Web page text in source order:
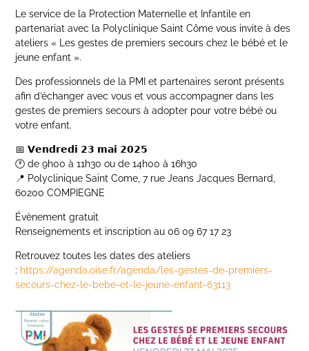
Le service de la Protection Maternelle et Infantile en
partenariat avec la Polyclinique Saint Côme vous invite à des
ateliers « Les gestes de premiers secours chez le bébé et le
jeune enfant ».
Des professionnels de la PMI et partenaires seront présents
afin d’échanger avec vous et vous accompagner dans les
gestes de premiers secours à adopter pour votre bébé ou
votre enfant.
📅𝗩𝗲𝗻𝗱𝗿𝗲𝗱𝗶 𝟮𝟯 𝗺𝗮𝗶 𝟮𝟬𝟮𝟱
🕐 de 9h00 à 11h30 ou de 14h00 à 16h30
📍 Polyclinique Saint Come, 7 rue Jeans Jacques Bernard,
60200 COMPIEGNE
Évènement gratuit
Renseignements et inscription au 06 09 67 17 23
Retrouvez toutes les dates des ateliers
: https://agenda.oise.fr/agenda/les-gestes-de-premiers-
secours-chez-le-bebe-et-le-jeune-enfant-63113